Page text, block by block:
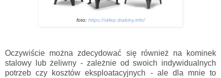
foto: https://sklep.drabiny.info/
Oczywiście można zdecydować się również na kominek
stalowy lub żeliwny - zależnie od swoich indywidualnych
potrzeb czy kosztów eksploatacyjnych - ale dla mnie to